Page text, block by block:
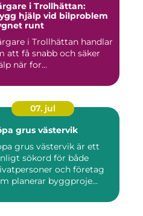
i Trollhättan:
hjälp vid bilproblem
runt
i Trollhättan handlar
att få snabb och säker
när for...
07. jul
grus västervik
grus västervik är ett
sökord för både
och företag
planerar byggproje...